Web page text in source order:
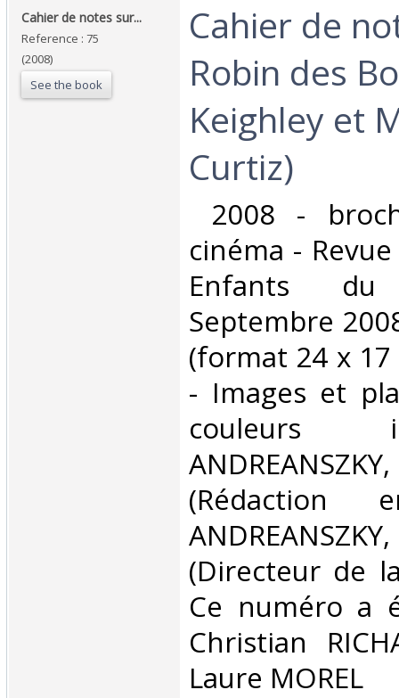
‎Cahier de notes sur... ‎
Reference : 75
(2008)
See the book
‎Cahier de
Robin des
Keighley et
Curtiz)‎
2008 -
cinéma -
Enfants
Septembre
(format 24 x 17
- Images et
couleurs
(Directeur de
Ce numéro a
Christian
Laure MOREL ‎